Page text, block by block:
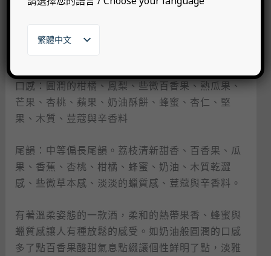
香氣：溫柔的甜橙、杏桃、蘋果和瓜果，荔枝的清
新甜感點綴著香氣，蜂蜜、奶油、杏仁、木質、些
微蠟質感、礦物感、荳蔻與辛香料
口感：圓潤的柑橘、鳳梨、些微百香果、熟瓜果、
芒果、杏桃、蘋果、奶油酥餅、蜂蜜、杏仁、堅
果、木質、荳蔻與辛香料
尾韻：中等偏長尾韻。荔枝清新甜香、百香果、瓜
果、香蕉、杏桃、柑橘、蜂蜜、奶油、木質乾澀
感、些微草本感、淡淡的蠟質感、荳蔻與辛香料。
有著溫柔姿態的一款酒，柔和的熱帶果香、蜂蜜與
蠟質感讓人有種放鬆的感受。如奶油般圓潤的口感
多了點百香果酸甜氣息點綴讓個性鮮明了點，淡雅
繁體中文
English
한국어